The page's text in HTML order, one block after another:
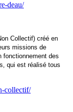
deau/
Collectif) créé en
missions de
fonctionnement des
qui est réalisé tous
collectif/